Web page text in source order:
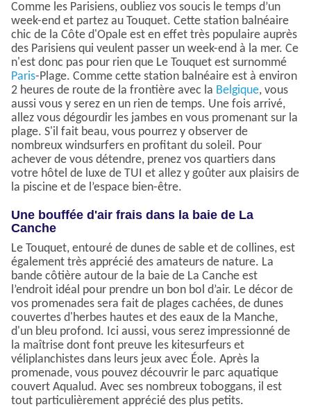
Comme les Parisiens, oubliez vos soucis le temps d’un
week-end et partez au Touquet. Cette station balnéaire
chic de la Côte d'Opale est en effet très populaire auprès
des Parisiens qui veulent passer un week-end à la mer. Ce
n'est donc pas pour rien que Le Touquet est surnommé
Paris-Plage. Comme cette station balnéaire est à environ
2 heures de route de la frontière avec la Belgique, vous
aussi vous y serez en un rien de temps. Une fois arrivé,
allez vous dégourdir les jambes en vous promenant sur la
plage. S'il fait beau, vous pourrez y observer de
nombreux windsurfers en profitant du soleil. Pour
achever de vous détendre, prenez vos quartiers dans
votre hôtel de luxe de TUI et allez y goûter aux plaisirs de
la piscine et de l’espace bien-être.
Une bouffée d'air frais dans la baie de La
Canche
Le Touquet, entouré de dunes de sable et de collines, est
également très apprécié des amateurs de nature. La
bande côtière autour de la baie de La Canche est
l’endroit idéal pour prendre un bon bol d’air. Le décor de
vos promenades sera fait de plages cachées, de dunes
couvertes d'herbes hautes et des eaux de la Manche,
d'un bleu profond. Ici aussi, vous serez impressionné de
la maîtrise dont font preuve les kitesurfeurs et
véliplanchistes dans leurs jeux avec Éole. Après la
promenade, vous pouvez découvrir le parc aquatique
couvert Aqualud. Avec ses nombreux toboggans, il est
tout particulièrement apprécié des plus petits.